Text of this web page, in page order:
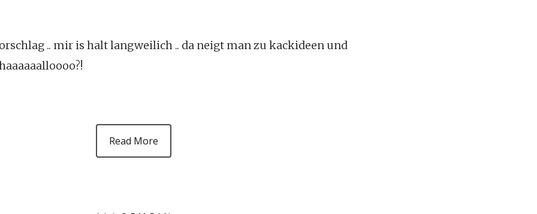
.. mir is halt langweilich .. da neigt man zu kackideen und
Read More